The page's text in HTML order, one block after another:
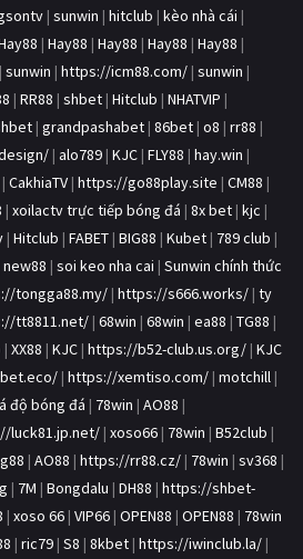
| sunwin | hitclub | kèo nhà cái |
| Hay88 | Hay88 | Hay88 | Hay88 |
| sunwin | https://icm88.com/ | sunwin |
| RR88 | shbet | Hitclub | NHATVIP |
| grandpashabet | 86bet | o8 | rr88 |
| alo789 | KJC | FLY88 | hay.win |
| CakhiaTV | https://go88play.site | CM88 |
| xoilactv trực tiếp bóng đá | 8x bet | kjc |
| Hitclub | FABET | BIG88 | Kubet | 789 club |
new88 | soi keo nha cai | Sunwin chính thức
tongga88.my/ | https://s666.works/ | ty
tt8811.net/ | 68win | 68win | ea88 | TG88 |
| XX88 | KJC | https://b52-club.us.org/ | KJC
| https://xemtiso.com/ | motchill |
độ bóng đá | 78win | AO88 |
luck81.jp.net/ | xoso66 | 78win | B52club |
| AO88 | https://rr88.cz/ | 78win | sv368 |
| 7M | Bongdalu | DH88 | https://shbet-
| xoso 66 | VIP66 | OPEN88 | OPEN88 | 78win
| ric79 | S8 | 8kbet | https://iwinclub.la/ |